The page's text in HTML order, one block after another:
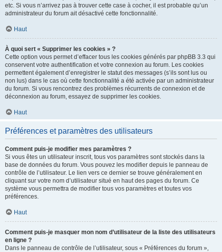
etc. Si vous n’arrivez pas à trouver cette case à cocher, il est probable qu’un
administrateur du forum ait désactivé cette fonctionnalité.
Haut
À quoi sert « Supprimer les cookies » ?
Cette option vous permet d’effacer tous les cookies générés par phpBB 3.3 qui
conservent votre authentification et votre connexion au forum. Les cookies
permettent également d’enregistrer le statut des messages (s’ils sont lus ou
non lus) dans le cas où cette fonctionnalité a été activée par un administrateur
du forum. Si vous rencontrez des problèmes récurrents de connexion et de
déconnexion au forum, essayez de supprimer les cookies.
Haut
Préférences et paramètres des utilisateurs
Comment puis-je modifier mes paramètres ?
Si vous êtes un utilisateur inscrit, tous vos paramètres sont stockés dans la
base de données du forum. Vous pouvez les modifier depuis le panneau de
contrôle de l’utilisateur. Le lien vers ce dernier se trouve généralement en
cliquant sur votre nom d’utilisateur situé en haut des pages du forum. Ce
système vous permettra de modifier tous vos paramètres et toutes vos
préférences.
Haut
Comment puis-je masquer mon nom d’utilisateur de la liste des utilisateurs
en ligne ?
Dans le panneau de contrôle de l’utilisateur, sous « Préférences du forum »,